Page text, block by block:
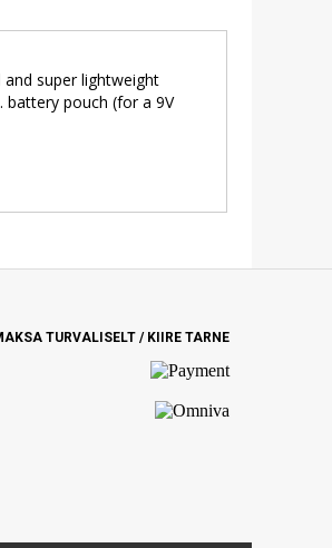
super lightweight
pouch (for a 9V
TURVALISELT / KIIRE TARNE